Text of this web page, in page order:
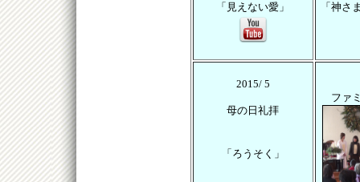
「見えない愛」 「神さ
2015/ 5
母の日礼拝
「ろうそく」
ファ